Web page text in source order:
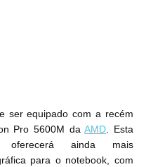
ser equipado com a recém
Pro 5600M da AMD. Esta
ainda mais
para o notebook, com